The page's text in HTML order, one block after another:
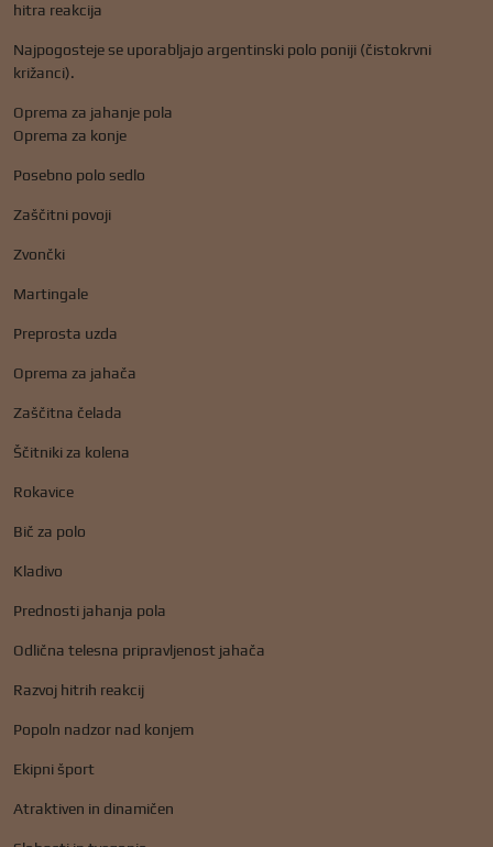
hitra reakcija
Najpogosteje se uporabljajo argentinski polo poniji (čistokrvni
križanci).
Oprema za jahanje pola
Oprema za konje
Posebno polo sedlo
Zaščitni povoji
Zvončki
Martingale
Preprosta uzda
Oprema za jahača
Zaščitna čelada
Ščitniki za kolena
Rokavice
Bič za polo
Kladivo
Prednosti jahanja pola
Odlična telesna pripravljenost jahača
Razvoj hitrih reakcij
Popoln nadzor nad konjem
Ekipni šport
Atraktiven in dinamičen